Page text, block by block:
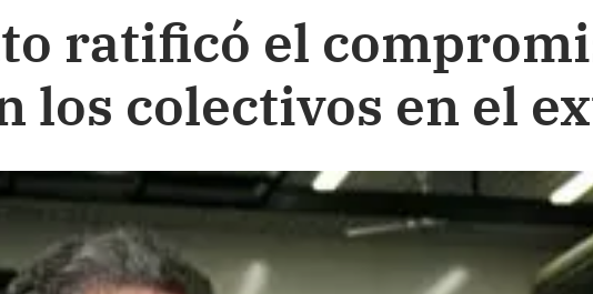
ratificó el
los colectivos en el